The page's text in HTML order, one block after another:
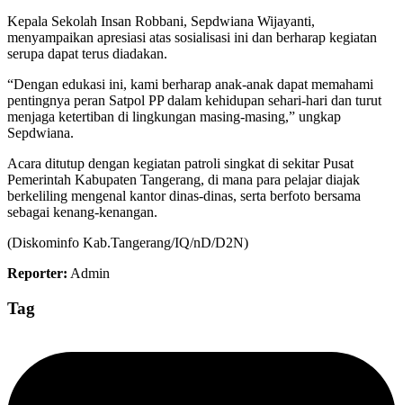
Kepala Sekolah Insan Robbani, Sepdwiana Wijayanti,
menyampaikan apresiasi atas sosialisasi ini dan berharap kegiatan
serupa dapat terus diadakan.
“Dengan edukasi ini, kami berharap anak-anak dapat memahami
pentingnya peran Satpol PP dalam kehidupan sehari-hari dan turut
menjaga ketertiban di lingkungan masing-masing,” ungkap
Sepdwiana.
Acara ditutup dengan kegiatan patroli singkat di sekitar Pusat
Pemerintah Kabupaten Tangerang, di mana para pelajar diajak
berkeliling mengenal kantor dinas-dinas, serta berfoto bersama
sebagai kenang-kenangan.
(Diskominfo Kab.Tangerang/IQ/nD/D2N)
Reporter: Admin
Tag